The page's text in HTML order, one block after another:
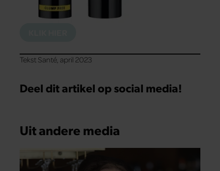
Tekst Santé, april 2023
Deel dit artikel op social media!
Uit andere media